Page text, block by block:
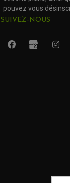
pouvez vous
SUIVEZ-NOUS